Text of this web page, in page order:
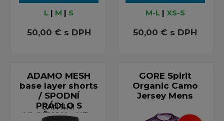
L | M | S
50,00 € s DPH
M-L| XS-S
50,00 € s DPH
ADAMO MESH
base layer shorts
/ SPODNÍ
PRÁDLO S
VLOŽKOU - NE -
SANTINI
GORE Spirit
Organic Camo
Jersey Mens